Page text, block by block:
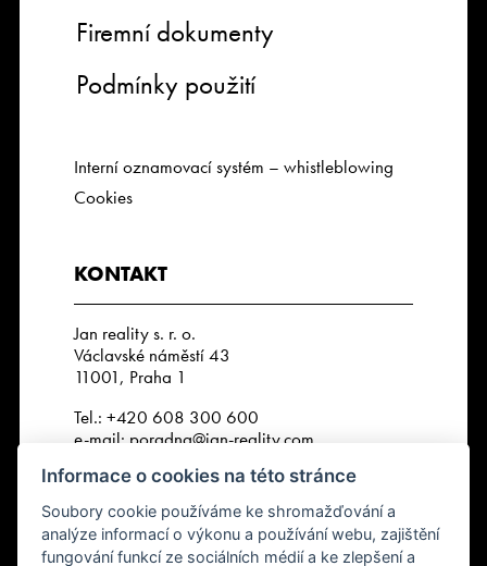
Firemní dokumenty
Podmínky použití
Interní oznamovací systém – whistleblowing
Cookies
KONTAKT
Jan reality s. r. o.
Václavské náměstí 43
11001, Praha 1
Tel.:+420 608 300 600
e-mail: poradna@jan-reality.com
IČO: 29057752
DIČ: CZ29057752
Číslo depozitního účtu r. k.:
2202612637 / 2010
Informace o cookies na této stránce
Soubory cookie používáme ke shromažďování a
analýze informací o výkonu a používání webu, zajištění
fungování funkcí ze sociálních médií a ke zlepšení a